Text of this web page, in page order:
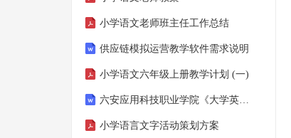
小学语文老师班主任工作总结
供应链模拟运营教学软件需求说明
小学语文六年级上册教学计划 (一)
六安应用科技职业学院《大学英语精读》2025-2026学年期末试卷
小学语言文字活动策划方案